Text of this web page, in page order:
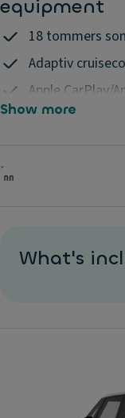
equipment
18 tommers
Adaptiv
Apple CarPlay/
Klimaanlegg
Skyvedør begge
Show more
What's